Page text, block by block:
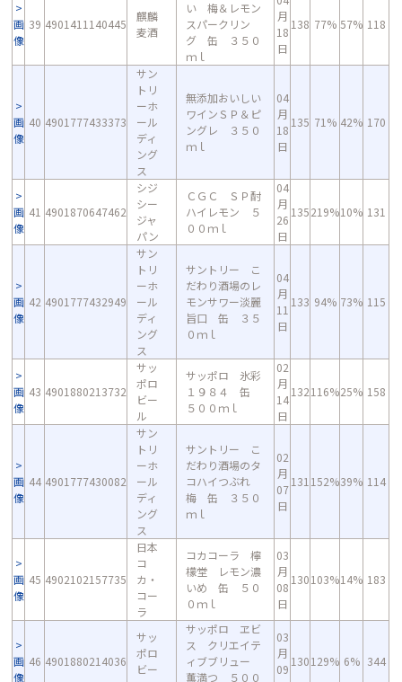
画
像
39 4901411140445
麒麟
麦酒
い 梅＆レモン
スパークリン
グ 缶 ３５０
ｍｌ
月
18
日
138 77% 57% 118
画
像
40 4901777433373
サン
トリ
ーホ
ール
ディ
ング
ス
無添加おいしい
ワインＳＰ＆ピ
ングレ ３５０
ｍｌ
04
月
18
日
135 71% 42% 170
画
像
41 4901870647462
シジ
シー
ジャ
パン
ＣＧＣ ＳＰ酎
ハイレモン ５
００ｍｌ
04
月
26
日
135219%10% 131
画
像
42 4901777432949
サン
トリ
ーホ
ール
ディ
ング
ス
サントリー こ
だわり酒場のレ
モンサワー淡麗
旨口 缶 ３５
０ｍｌ
04
月
11
日
133 94% 73% 115
画
像
43 4901880213732
サッ
ポロ
ビー
ル
サッポロ 氷彩
１９８４ 缶
５００ｍｌ
02
月
14
日
132116%25% 158
画
像
44 4901777430082
サン
トリ
ーホ
ール
ディ
ング
ス
サントリー こ
だわり酒場のタ
コハイつぶれ
梅 缶 ３５０
ｍｌ
02
月
07
日
131 152%39% 114
画
像
45 4902102157735
日本
コ
カ・
コー
ラ
コカコーラ 檸
檬堂 レモン濃
いめ 缶 ５０
０ｍｌ
03
月
08
日
130103%14% 183
画
像
46 4901880214036
サッ
ポロ
ビー
サッポロ ヱビ
ス クリエイテ
ィブブリュー
薫満つ ５００
03
月
09
130129% 6% 344